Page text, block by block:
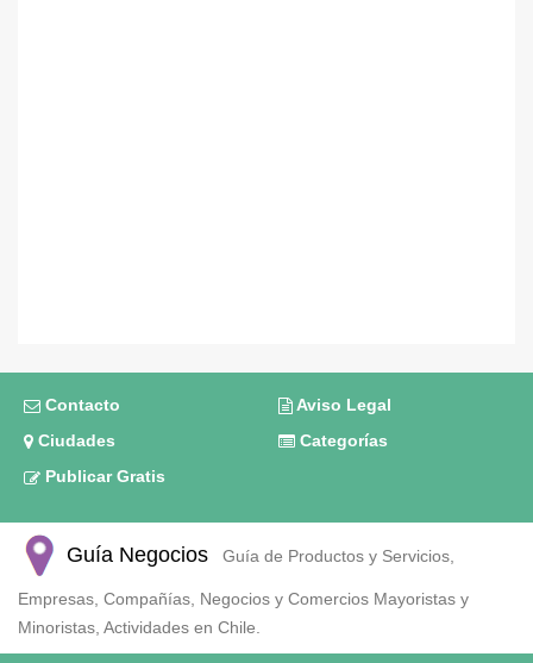
Contacto
Aviso Legal
Ciudades
Categorías
Publicar Gratis
Guía Negocios Guía de Productos y Servicios,
Empresas, Compañías, Negocios y Comercios Mayoristas y
Minoristas, Actividades en Chile.